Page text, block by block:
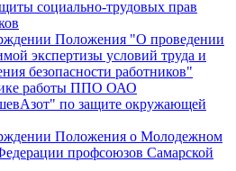
социально-трудовых прав
Положения "О проведении
экспертизы условий труда и
безопасности работников"
работы ППО ОАО
по защите окружающей
Положения о Молодежном
профсоюзов Самарской